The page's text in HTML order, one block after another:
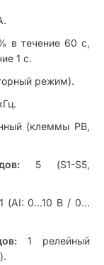
в течение 60 с,
1 с.
режим).
(клеммы PB,
5 (S1-S5,
(AI: 0…10 В / 0…
1 релейный